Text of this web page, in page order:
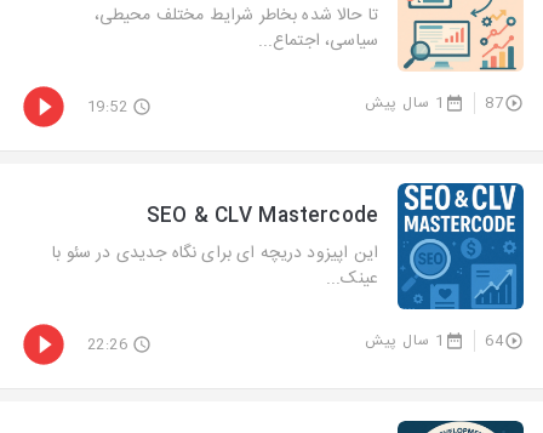
تا حالا شده بخاطر شرایط مختلف محیطی،
سیاسی، اجتماع...
87 1 سال پیش 19:52
SEO & CLV Mastercode
این اپیزود دریچه ای برای نگاه جدیدی در سئو با
عینک...
64 1 سال پیش 22:26